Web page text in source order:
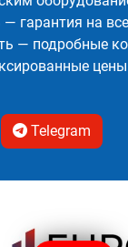
гарантия на
— подробные
Telegram